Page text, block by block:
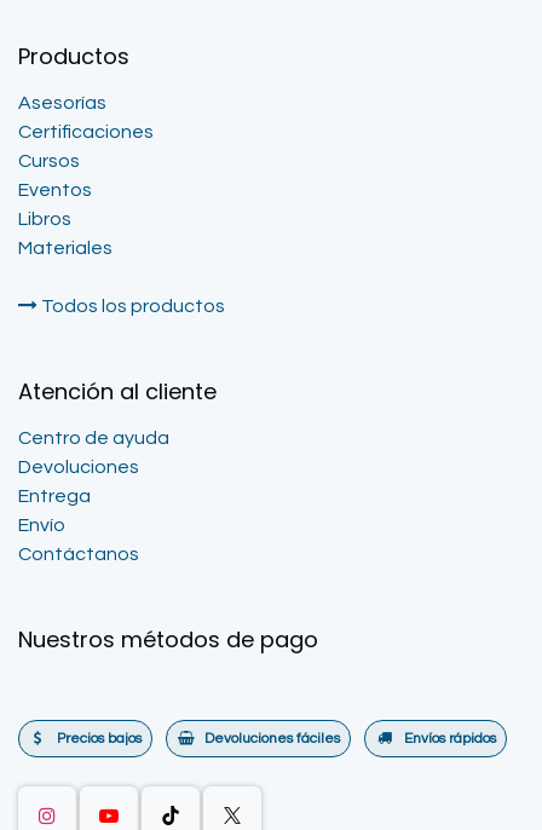
Productos
Asesorías
Certificaciones
Cursos
Eventos
Libros
Materiales
Todos los productos
Atención al cliente
Centro de ayuda
Devoluciones
Entrega
Envío
Contáctanos
Nuestros métodos de pago
Precios bajos Devoluciones fáciles Envíos rápidos